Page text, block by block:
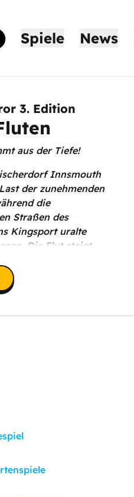
Spiele News
3. Edition
aus der Tiefe!
Innsmouth
der zunehmenden
die
Straßen des
Kingsport uralte
Die Flut steigt ...